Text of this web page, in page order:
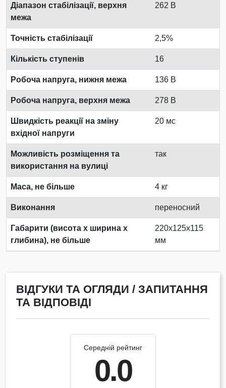
Діапазон стабілізації, верхня
межа
262 В
Точність стабілізації 2,5%
Кількість ступенів 16
Робоча напруга, нижня межа 136 В
Робоча напруга, верхня межа 278 В
Швидкість реакції на зміну
вхідної напруги
20 мс
Можливість розміщення та
використання на вулиці
так
Маса, не більше 4 кг
Виконання переносний
Габарити (висота х ширина х
глибина), не більше
220x125x115
мм
ВІДГУКИ ТА ОГЛЯДИ / ЗАПИТАННЯ
ТА ВІДПОВІДІ
Середній рейтинг
0.0